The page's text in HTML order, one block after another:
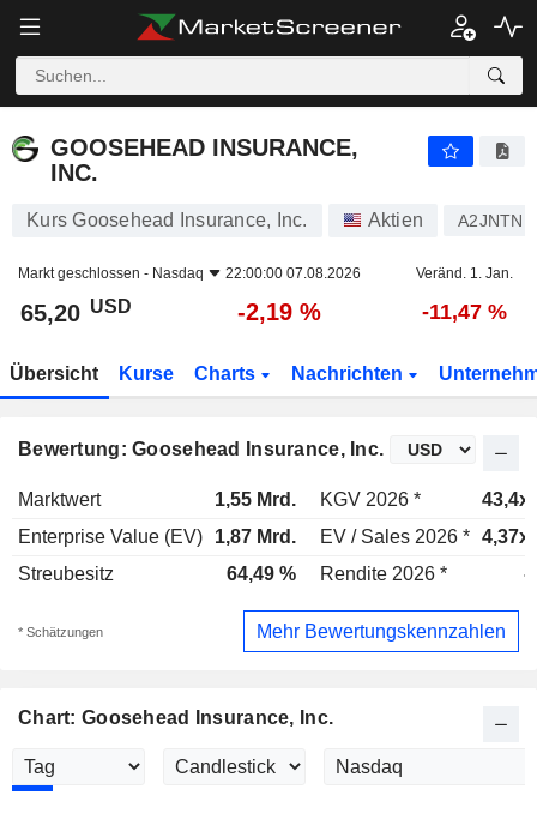
GOOSEHEAD INSURANCE,
INC.
Kurs Goosehead Insurance, Inc. Aktien A2JNTN
Markt geschlossen - Nasdaq 22:00:00 07.08.2026 Veränd. 1. Jan.
65,20 USD -2,19 % -11,47 %
Übersicht Kurse Charts Nachrichten
Bewertung: Goosehead Insurance, Inc.
Marktwert 1,55 Mrd. KGV 2026 *
43,4x
Enterprise Value (EV)
1,87 Mrd. EV / Sales 2026 * 4,37x
Streubesitz
64,49 % Rendite 2026 * -
* Schätzungen Mehr Bewertungskennzahlen
Chart: Goosehead Insurance, Inc.